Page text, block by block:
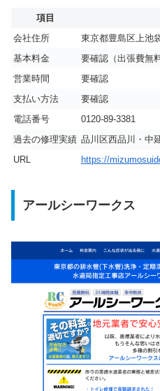
項目
会社住所
東京都豊島区上池
基本料金
要確認（出張費無料
営業時間
要確認
支払い方法
要確認
電話番号
0120-89-3381
過去の修理実績 品川区西品川・中
URL
https://
アールシーワークス